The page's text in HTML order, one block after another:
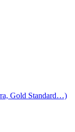
Gold Standard…)